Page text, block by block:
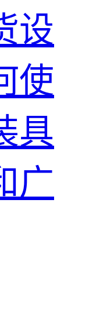
设
使
具
广